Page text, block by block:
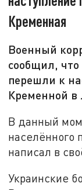
Кременная
Военный
сообщил,
перешли к
Кременной в
В данный
населённого
написал в
Украинские